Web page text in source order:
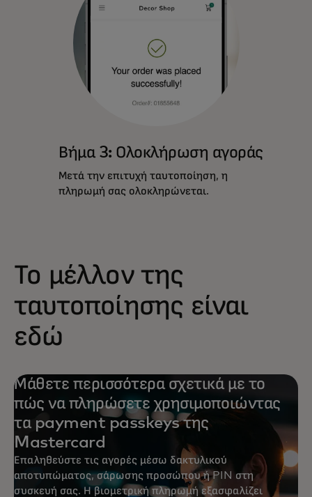
Βήμα 3: Ολοκλήρωση αγοράς
Μετά την επιτυχή ταυτοποίηση, η
πληρωμή σας ολοκληρώνεται.
Το μέλλον της
ταυτοποίησης είναι
εδώ
Μάθετε περισσότερα σχετικά με το
πώς να πληρώσετε χρησιμοποιώντας
τα payment passkeys της
Mastercard
Επαληθεύστε τις αγορές μέσω δακτυλικού
αποτυπώματος, σάρωσης προσώπου ή PIN στη
συσκευή σας. Η βιομετρική πληρωμή εξασφαλίζει